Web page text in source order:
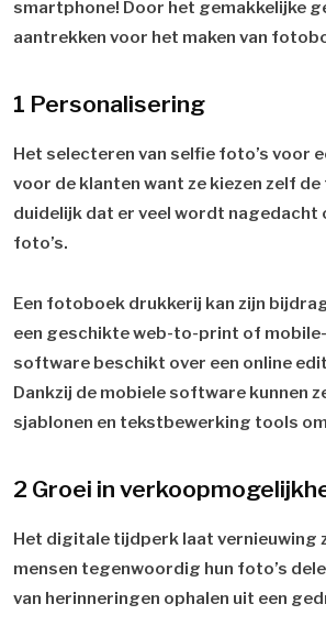
smartphone! Door het gemakkelijke
aantrekken voor het maken van
1 Personalisering
Het selecteren van selfie foto’s voor
voor de klanten want ze kiezen zelf
duidelijk dat er veel wordt nagedacht
foto’s.
Een fotoboek drukkerij kan zijn
een geschikte web-to-print of
software beschikt over een online
Dankzij de mobiele software kunnen
sjablonen en tekstbewerking tools
2 Groei in
Het digitale tijdperk laat vernieuwing
mensen tegenwoordig hun foto’s
van herinneringen ophalen uit een